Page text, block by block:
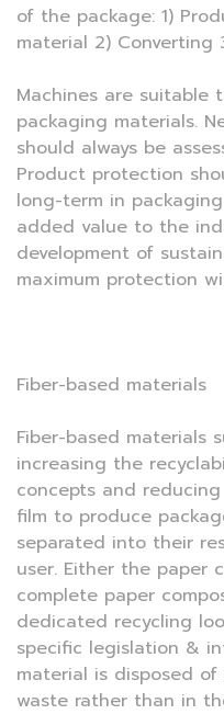
of the package: 1)
material 2) Converting
Machines are suitable
packaging materials.
should always be
Product protection
long-term in
added value to the
development of
maximum protection
Fiber-based materials
Fiber-based materials
increasing the
concepts and
film to produce
separated into their
user. Either the paper
complete paper
dedicated recycling
specific legislation &
material is disposed
waste rather than in